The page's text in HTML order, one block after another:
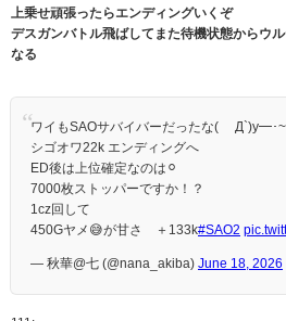
上乗せ頑張ったらエンディングいくぞ
デスガンバトル飛ばしてまた待機状態からウ
なる
ワイもSAOサバイバーだったな( ´Д`)y━･
シゴオワ22k エンディングへ
ED後は上位確定なのは⚪︎
7000枚ストッパーですか！？
1cz回して
450Gヤメ😅が甘さ ＋133k#SAO2
— 秋華@七 (@nana_akiba) June 18, 2026